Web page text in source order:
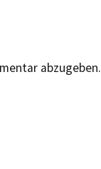
abzugeben.